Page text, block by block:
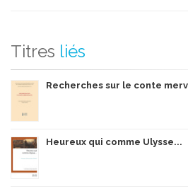
Titres liés
Recherches sur le conte
Heureux qui comme Ulysse...